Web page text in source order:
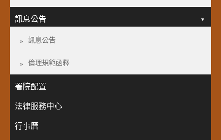
訊息公告
訊息公告
倫理規範函釋
署院配置
法律服務中心
行事曆